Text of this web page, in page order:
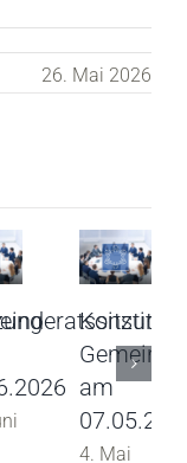
26. Mai 2026
am
4. Mai